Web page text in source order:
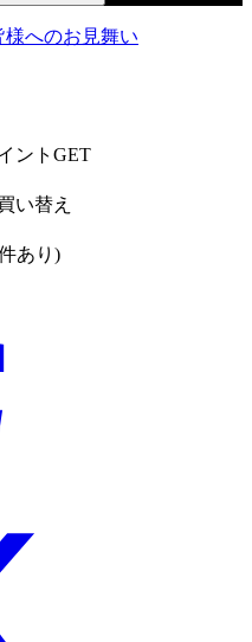
へのお見舞い
ントGET
い替え
あり)